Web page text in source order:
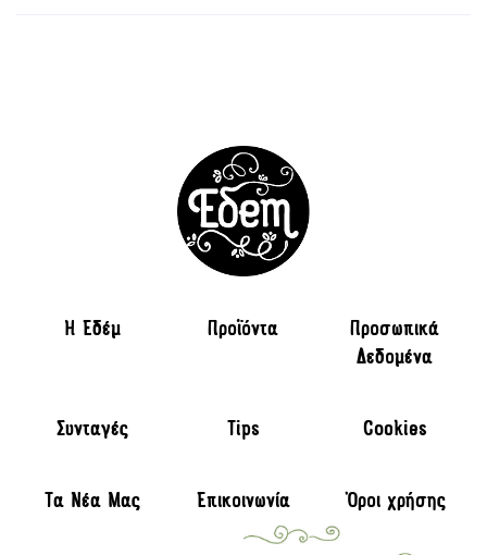
H Εδέμ Προϊόντα
Προσωπικά
Δεδομένα
Συνταγές Tips Cookies
Τα Νέα Μας Επικοινωνία Όροι χρήσης